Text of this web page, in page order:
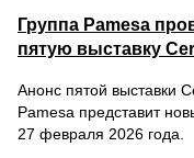
Группа Pamesa
пятую выставку
Анонс пятой выставки
Pamesa представит
27 февраля 2026 года.